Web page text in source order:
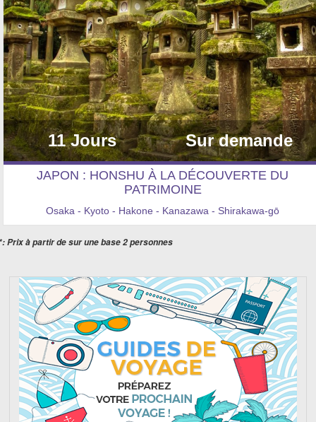
11 Jours Sur demande
JAPON : HONSHU À LA DÉCOUVERTE DU
PATRIMOINE
Osaka - Kyoto - Hakone - Kanazawa - Shirakawa-gō
Prix à partir de sur une base 2 personnes